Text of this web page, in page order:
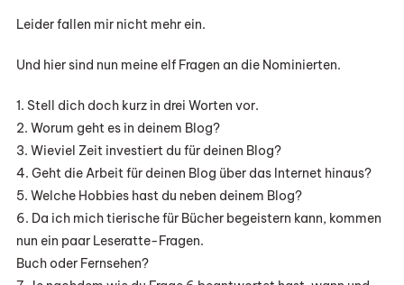
Leider fallen mir nicht mehr ein.
Und hier sind nun meine elf Fragen an die Nominierten.
1. Stell dich doch kurz in drei Worten vor.
2. Worum geht es in deinem Blog?
3. Wieviel Zeit investiert du für deinen Blog?
4. Geht die Arbeit für deinen Blog über das Internet hinaus?
5. Welche Hobbies hast du neben deinem Blog?
6. Da ich mich tierische für Bücher begeistern kann, kommen
nun ein paar Leseratte-Fragen.
Buch oder Fernsehen?